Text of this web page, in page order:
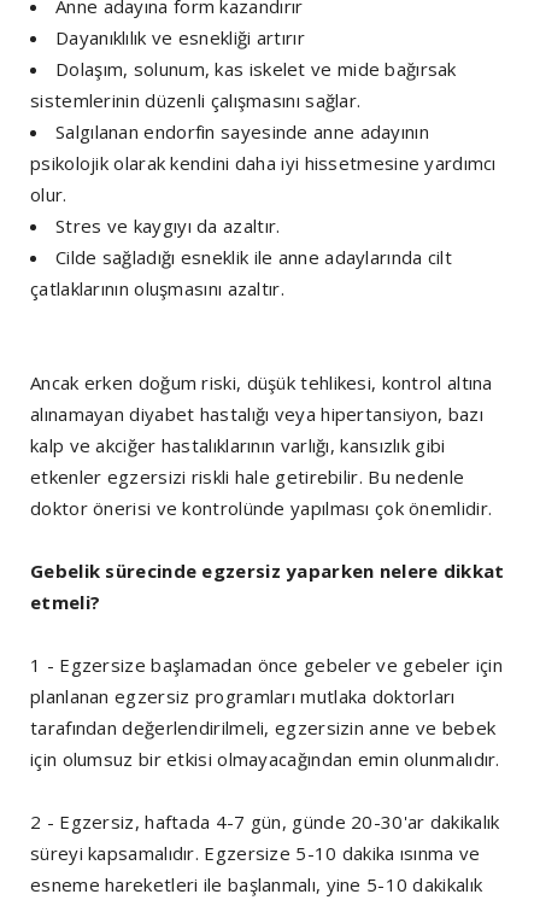
Anne adayına form kazandırır
Dayanıklılık ve esnekliği artırır
Dolaşım, solunum, kas iskelet ve mide bağırsak
sistemlerinin düzenli çalışmasını sağlar.
Salgılanan endorfin sayesinde anne adayının
psikolojik olarak kendini daha iyi hissetmesine yardımcı
olur.
Stres ve kaygıyı da azaltır.
Cilde sağladığı esneklik ile anne adaylarında cilt
çatlaklarının oluşmasını azaltır.
Ancak erken doğum riski, düşük tehlikesi, kontrol altına
alınamayan diyabet hastalığı veya hipertansiyon, bazı
kalp ve akciğer hastalıklarının varlığı, kansızlık gibi
etkenler egzersizi riskli hale getirebilir. Bu nedenle
doktor önerisi ve kontrolünde yapılması çok önemlidir.
Gebelik sürecinde egzersiz yaparken nelere dikkat
etmeli?
1 - Egzersize başlamadan önce gebeler ve gebeler için
planlanan egzersiz programları mutlaka doktorları
tarafından değerlendirilmeli, egzersizin anne ve bebek
için olumsuz bir etkisi olmayacağından emin olunmalıdır.
2 - Egzersiz, haftada 4-7 gün, günde 20-30'ar dakikalık
süreyi kapsamalıdır. Egzersize 5-10 dakika ısınma ve
esneme hareketleri ile başlanmalı, yine 5-10 dakikalık